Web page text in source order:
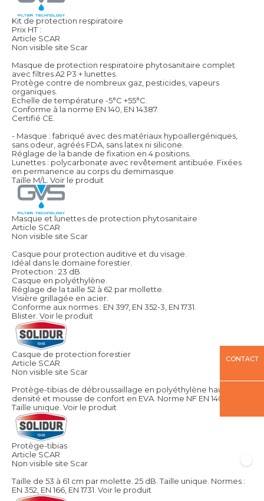
Kit de protection respiratoire
Prix HT :
Article SCAR
Non visible site Scar
Masque de protection respiratoire phytosanitaire complet
avec filtres A2 P3 + lunettes.
Protège contre de nombreux gaz, pesticides, vapeurs
organiques.
Echelle de température -5°C +55°C.
Conforme à la norme EN 140, EN 14387.
Certifié CE.
- Masque : fabriqué avec des matériaux hypoallergéniques,
sans odeur, agréés FDA, sans latex ni silicone.
Réglage de la bande de fixation en 4 positions.
Lunettes : polycarbonate avec revêtement antibuée. Fixées
en permanence au corps du demimasque.
Taille M/L.
Voir le produit
Masque et lunettes de protection phytosanitaire
Article SCAR
Non visible site Scar
Casque pour protection auditive et du visage.
Idéal dans le domaine forestier.
Protection : 23 dB.
Casque en polyéthylène.
Réglage de la taille 52 à 62 par mollette.
Visière grillagée en acier.
Conforme aux normes : EN 397, EN 352-3, EN 1731.
Blister. Voir le produit
Casque de protection forestier
Article SCAR
Non visible site Scar
Protège-tibias de débroussaillage en polyéthylène haute
densité et mousse de confort en EVA. Norme NF EN 14021.
Taille unique. Voir le produit
Protège-tibias
Article SCAR
Non visible site Scar
Taille de 53 à 61 cm par molette. 25 dB. Taille unique. Normes :
EN 352, EN 166, EN 1731. Voir le produit
CONTACT